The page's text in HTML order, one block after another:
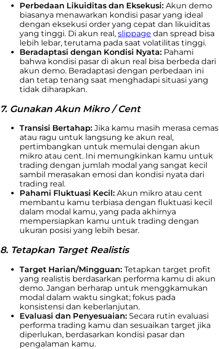
Perbedaan Likuiditas dan Eksekusi: Akun demo
biasanya menawarkan kondisi pasar yang ideal
dengan eksekusi order yang cepat dan likuiditas
yang tinggi. Di akun real, slippage dan spread bisa
lebih lebar, terutama pada saat volatilitas tinggi.
Beradaptasi dengan Kondisi Nyata: Pahami
bahwa kondisi pasar di akun real bisa berbeda dari
akun demo. Beradaptasi dengan perbedaan ini
dan tetap tenang saat menghadapi situasi yang
tidak diharapkan.
7. Gunakan Akun Mikro / Cent
Transisi Bertahap: Jika kamu masih merasa cemas
atau ragu untuk langsung ke akun real,
pertimbangkan untuk memulai dengan akun
mikro atau cent. Ini memungkinkan kamu untuk
trading dengan jumlah modal yang sangat kecil
sambil merasakan emosi dan kondisi nyata dari
trading real.
Pahami Fluktuasi Kecil: Akun mikro atau cent
membantu kamu terbiasa dengan fluktuasi kecil
dalam modal kamu, yang pada akhirnya
mempersiapkan kamu untuk trading dengan
ukuran posisi yang lebih besar.
8. Tetapkan Target Realistis
Target Harian/Mingguan: Tetapkan target profit
yang realistis berdasarkan performa kamu di akun
demo. Jangan berharap untuk menggkamukan
modal dalam waktu singkat; fokus pada
konsistensi dan keberlanjutan.
Evaluasi dan Penyesuaian: Secara rutin evaluasi
performa trading kamu dan sesuaikan target jika
diperlukan, berdasarkan kondisi pasar dan
pengalaman kamu.